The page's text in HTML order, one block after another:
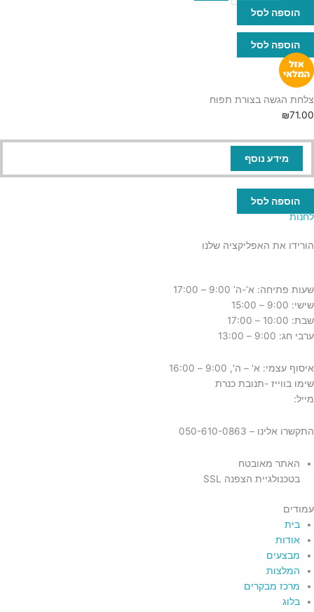
הוספה לסל
הוספה לסל
צלחת הגשה בצורת תפוח
₪71.00
מידע נוסף
הוספה לסל
לחנות
הורידו את האפליקציה שלנו
שעות פתיחה: א’-ה’ 9:00 – 17:00
שישי: 9:00 – 15:00
שבת: 10:00 – 17:00
ערבי חג: 9:00 – 13:00
איסוף עצמי: א' – ה', 9:00 – 16:00
שימו בווייז -תנובת כנרת
מייל:
התקשרו אלינו – 050-610-0863
האתר מאובטח
בטכנולגיית הצפנה SSL
עמודים
בית
אודות
מבצעים
המלצות
מרכז מבקרים
בלוג